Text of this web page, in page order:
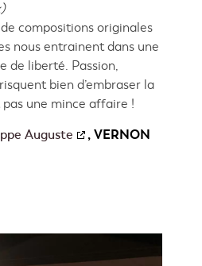
compositions originales
nous entrainent dans une
de liberté. Passion,
bien d’embraser la
pas une mince affaire !
Auguste , VERNON